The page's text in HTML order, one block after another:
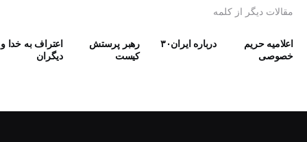
مقالات دیگر از کلمه
اعلامیه حریم
خصوصی
درباره ایران۳۰
رهبر پرستش
كيست
اعتراف به خدا و
دیگران